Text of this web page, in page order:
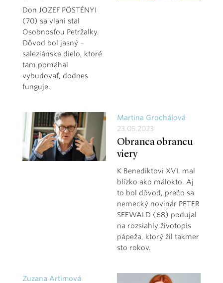
Don JOZEF PÖSTÉNYI
(70) sa vlani stal
Osobnosťou Petržalky.
Dôvod bol jasný –
saleziánske dielo, ktoré
tam pomáhal
vybudovať, dodnes
funguje.
Martina Grochálová
23.05.2023
Obranca obrancu
viery
K Benediktovi XVI. mal
blízko ako málokto. Aj
to bol dôvod, prečo sa
nemecký novinár PETER
SEEWALD (68) podujal
na rozsiahly životopis
pápeža, ktorý žil takmer
sto rokov.
Zuzana Artimová